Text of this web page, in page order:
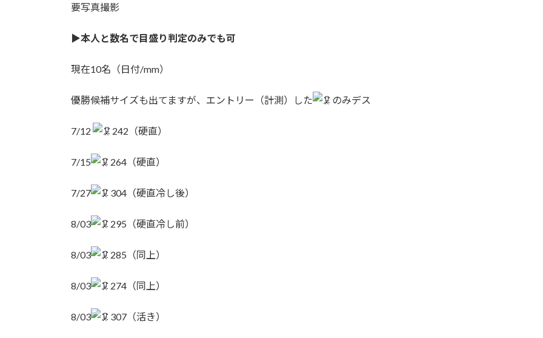
要写真撮影
▶︎本人と数名で目盛り判定のみでも可
現在10名（日付/mm）
優勝候補サイズも出てますが、エントリー（計測）した のみデス
7/12 242（硬直）
7/15 264（硬直）
7/27 304（硬直冷し後）
8/03 295（硬直冷し前）
8/03 285（同上）
8/03 274（同上）
8/03 307（活き）